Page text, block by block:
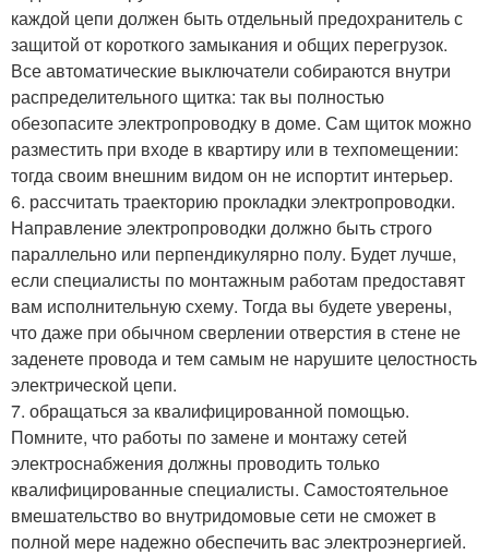
каждой цепи должен быть отдельный предохранитель с
защитой от короткого замыкания и общих перегрузок.
Все автоматические выключатели собираются внутри
распределительного щитка: так вы полностью
обезопасите электропроводку в доме. Сам щиток можно
разместить при входе в квартиру или в техпомещении:
тогда своим внешним видом он не испортит интерьер.
6. рассчитать траекторию прокладки электропроводки.
Направление электропроводки должно быть строго
параллельно или перпендикулярно полу. Будет лучше,
если специалисты по монтажным работам предоставят
вам исполнительную схему. Тогда вы будете уверены,
что даже при обычном сверлении отверстия в стене не
заденете провода и тем самым не нарушите целостность
электрической цепи.
7. обращаться за квалифицированной помощью.
Помните, что работы по замене и монтажу сетей
электроснабжения должны проводить только
квалифицированные специалисты. Самостоятельное
вмешательство во внутридомовые сети не сможет в
полной мере надежно обеспечить вас электроэнергией.